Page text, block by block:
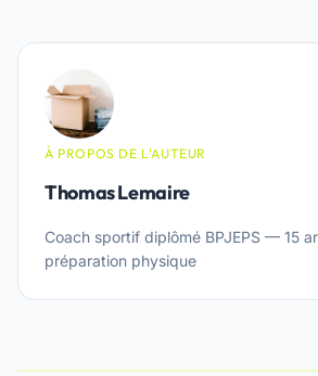
À PROPOS DE L'AUTEUR
Thomas Lemaire
Coach sportif diplômé BPJEPS — 15
préparation physique